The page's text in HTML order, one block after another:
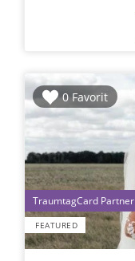
0 Favorit
FEATURED